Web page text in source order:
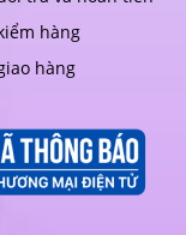
hàng
hàng